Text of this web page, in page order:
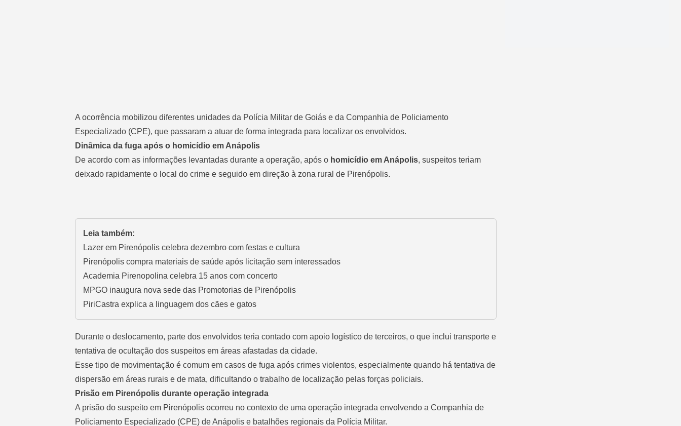
A ocorrência mobilizou diferentes unidades da Polícia Militar de Goiás e da Companhia de Policiamento
Especializado (CPE), que passaram a atuar de forma integrada para localizar os envolvidos.
Dinâmica da fuga após o homicídio em Anápolis
De acordo com as informações levantadas durante a operação, após o homicídio em Anápolis, suspeitos teriam
deixado rapidamente o local do crime e seguido em direção à zona rural de Pirenópolis.
Leia também:
Lazer em Pirenópolis celebra dezembro com festas e cultura
Pirenópolis compra materiais de saúde após licitação sem interessados
Academia Pirenopolina celebra 15 anos com concerto
MPGO inaugura nova sede das Promotorias de Pirenópolis
PiriCastra explica a linguagem dos cães e gatos
Durante o deslocamento, parte dos envolvidos teria contado com apoio logístico de terceiros, o que inclui transporte e
tentativa de ocultação dos suspeitos em áreas afastadas da cidade.
Esse tipo de movimentação é comum em casos de fuga após crimes violentos, especialmente quando há tentativa de
dispersão em áreas rurais e de mata, dificultando o trabalho de localização pelas forças policiais.
Prisão em Pirenópolis durante operação integrada
A prisão do suspeito em Pirenópolis ocorreu no contexto de uma operação integrada envolvendo a Companhia de
Policiamento Especializado (CPE) de Anápolis e batalhões regionais da Polícia Militar.